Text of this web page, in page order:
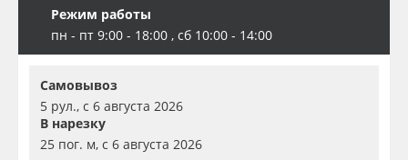
Баннер
Заготовки для сувениров
Режим работы
пн - пт 9:00 - 18:00 , сб 10:00 - 14:00
Самовывоз
5 рул., с 6 августа 2026
В нарезку
25 пог. м, с 6 августа 2026